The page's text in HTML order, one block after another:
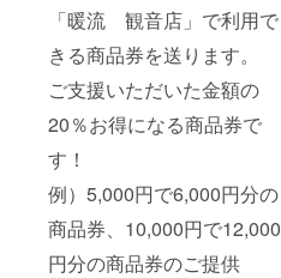
「暖流 観音店」で利用で
きる商品券を送ります。
ご支援いただいた金額の
20％お得になる商品券で
す！
例）5,000円で6,000円分の
商品券、10,000円で12,000
円分の商品券のご提供